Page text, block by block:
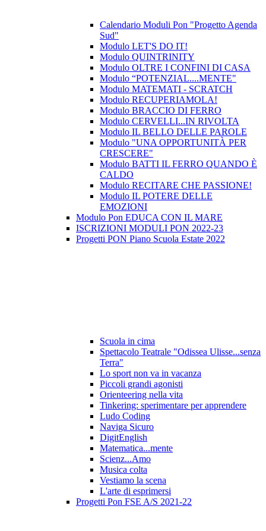
Calendario Moduli Pon "Progetto Agenda
Sud"
Modulo LET'S DO IT!
Modulo QUINTRINITY
Modulo OLTRE I CONFINI DI CASA
Modulo “POTENZIAL....MENTE"
Modulo MATEMATI - SCRATCH
Modulo RECUPERIAMOLA!
Modulo BRACCIO DI FERRO
Modulo CERVELLI...IN RIVOLTA
Modulo IL BELLO DELLE PAROLE
Modulo "UNA OPPORTUNITÀ PER
CRESCERE"
Modulo BATTI IL FERRO QUANDO È
CALDO
Modulo RECITARE CHE PASSIONE!
Modulo IL POTERE DELLE
EMOZIONI
Modulo Pon EDUCA CON IL MARE
ISCRIZIONI MODULI PON 2022-23
Progetti PON Piano Scuola Estate 2022
Scuola in cima
Spettacolo Teatrale "Odissea Ulisse...senza
Terra"
Lo sport non va in vacanza
Piccoli grandi agonisti
Orienteering nella vita
Tinkering: sperimentare per apprendere
Ludo Coding
Naviga Sicuro
DigitEnglish
Matematica...mente
Scienz...Amo
Musica colta
Vestiamo la scena
L'arte di esprimersi
Progetti Pon FSE A/S 2021-22